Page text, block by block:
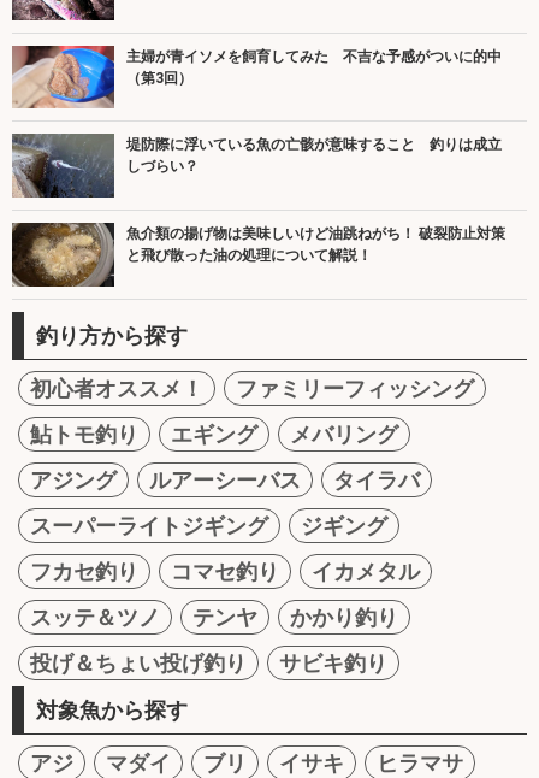
主婦が青イソメを飼育してみた 不吉な予感がついに的中
（第3回）
堤防際に浮いている魚の亡骸が意味すること 釣りは成立
しづらい？
魚介類の揚げ物は美味しいけど油跳ねがち！ 破裂防止対策
と飛び散った油の処理について解説！
釣り方から探す
初心者オススメ！
ファミリーフィッシング
鮎トモ釣り
エギング
メバリング
アジング
ルアーシーバス
タイラバ
スーパーライトジギング
ジギング
フカセ釣り
コマセ釣り
イカメタル
スッテ＆ツノ
テンヤ
かかり釣り
投げ＆ちょい投げ釣り
サビキ釣り
対象魚から探す
アジ マダイ ブリ イサキ
ヒラマサ